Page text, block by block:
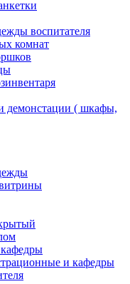
воспитателя
комнат
демонстации ( шкафы,
и кафедры